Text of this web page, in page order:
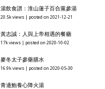
湯飲食譜：淮山蓮子百合黨參湯
20.5k views | posted on 2021-12-21
黃志誠：人與上帝相遇的餐廳
17k views | posted on 2020-10-02
麥冬太子參藥膳水
16.9k views | posted on 2020-05-30
青邊鮑養心降火湯